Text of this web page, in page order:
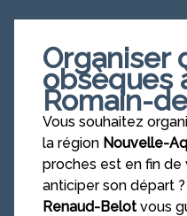
Organiser
obsèques
Romain-
Vous souhaitez
la région Nouvelle-
proches est en fin
anticiper son départ ?
Renaud-Belotvous